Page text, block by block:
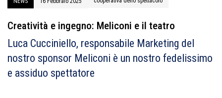
Creatività e ingegno: Meliconi e il teatro
Luca Cucciniello, responsabile Marketing del
nostro sponsor Meliconi è un nostro fedelissimo
e assiduo spettatore